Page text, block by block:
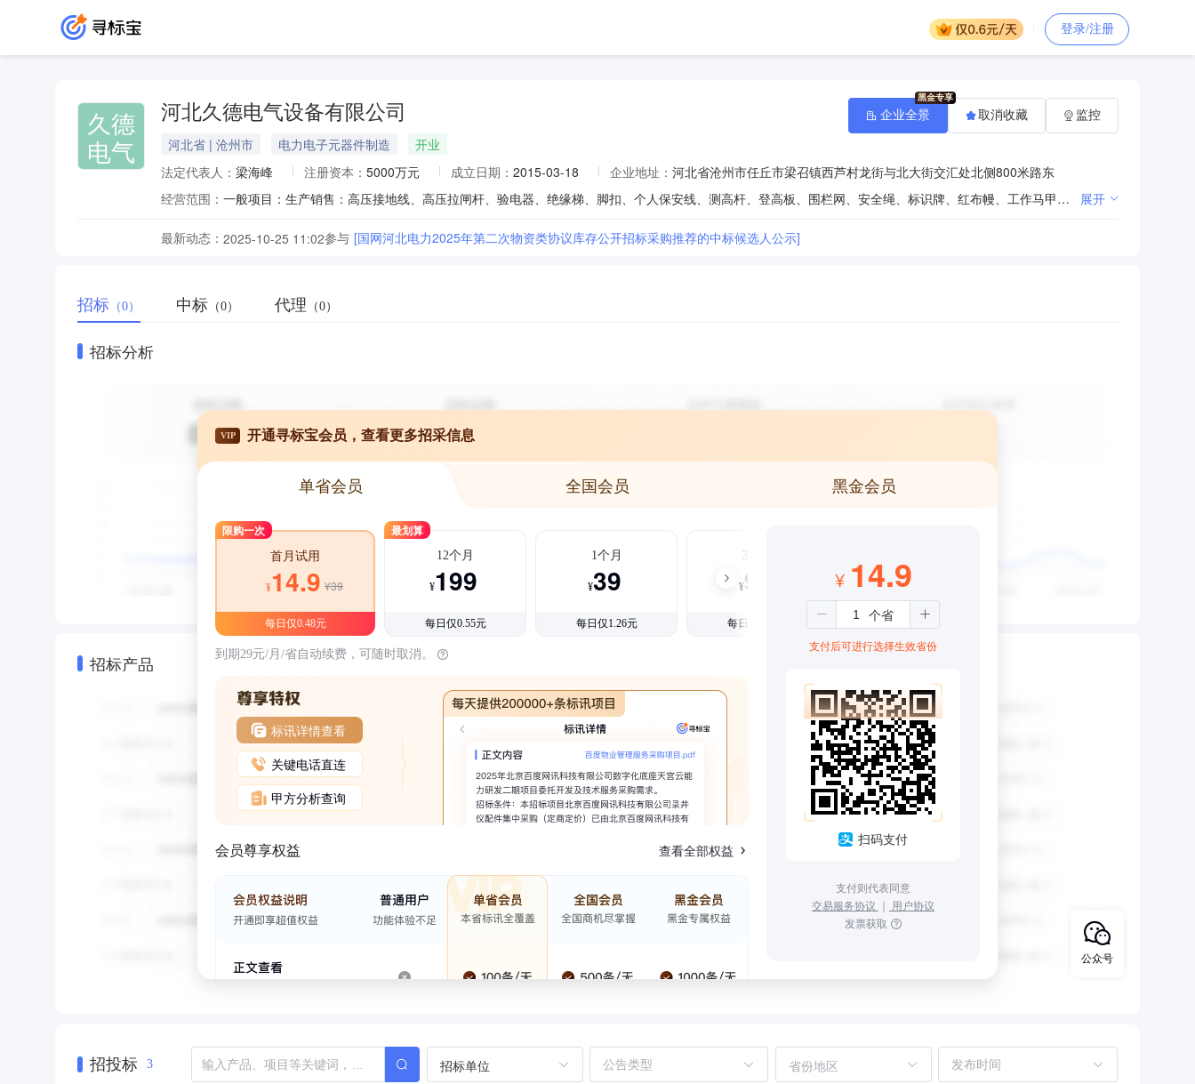
登录/注册
久德
电气
河北久德电气设备有限公司
河北省 | 沧州市 电力电子元器件制造
开业
法定代表人： 梁海峰 注册资本： 5000万元 成立日期： 2015-03-18 企业地址： 河北省沧州市任丘市梁召镇西芦村龙街与北大街交汇处北侧800米路东
经营范围：
一般项目：生产销售：高压接地线、高压拉闸杆、验电器、绝缘梯、脚扣、个人保安线、测高杆、登高板、围栏网、安全绳、标识牌、红布幔、工作马甲、警示防撞墩、防撞警示贴、电缆标志桩、绝缘隔板、绝缘胶板、故障指示器、太阳能警示灯、路锥、防鼠板、安全带检修支架、速差防坠器、除冰工具、硅橡胶防护套、个人防护装备、电力施工工具、滑轮、卡线器、绝缘剪、围栏、警示带、安全工具柜、高压发生器、高压放电棒、核相仪、防鸟设备、电力橡塑管件、拉线保护套、电缆保护管、综合配电箱、JP柜、电缆附件、电力金具、铁附件、高低压开关柜、隔离开关、熔断器、避雷器、绝缘子、绝缘夹钳、绝缘绳、绝缘脚手架、升降平台、智能短路接地装置、围栏插杆、刀闸检修架、安全自锁器、近电报警器、组合绝缘杆、钩头杆、电气试验设备；销售：铅封、安全带、安全帽、电力作业专用车、仪器仪表、电料电器、消防器材、劳保用品、计量器具、五金工具、生产工具、第一类医疗器材、通讯器材；安全工器具与电气设备的试验检测；电气技术研发与转让。（除依法须经批准的项目外，凭营业执照依法自主开展经营活动）许可项目：建筑劳务分包；输电、供电、受电电力设施的安装、维修和试验。（依法须经批准的项目，经相关部门批准后方可开展经营活动，具体经营项目以相关部门批准文件或许可证件为准） 展开
最新动态： 2025-10-25 11:02参与 [国网河北电力2025年第二次物资类协议库存公开招标采购推荐的中标候选人公示]
企业全景 取消收藏 监控
招标 （0） 中标 （0） 代理 （0）
招标分析
招标产品
VIP 开通寻标宝会员，查看更多招采信息
单省会员 全国会员 黑金会员
限购一次
首月试用
¥14.9 ¥39
每日仅0.48元
最划算
12个月
¥199
每日仅0.55元
1个月
¥39
每日仅1.26元
3个月
¥99
每日仅1.08元
到期29元/月/省自动续费，可随时取消。
标讯详情查看
关键电话直连
甲方分析查询
会员尊享权益 查看全部权益
¥ 14.9
支付后可进行选择生效省份
扫码支付
支付则代表同意
交易服务协议 ｜ 用户协议
发票获取
招投标 3 招标单位 省份地区
公众号